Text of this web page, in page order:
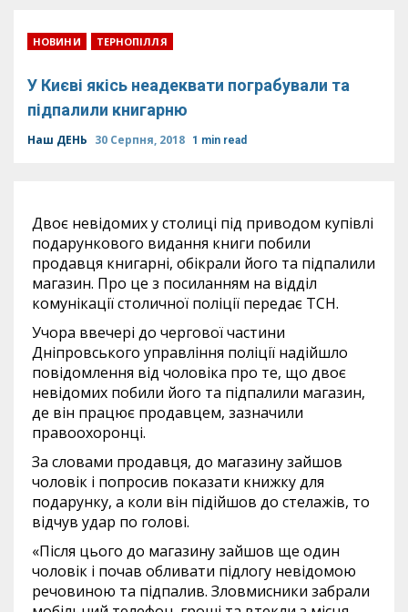
НОВИНИ ТЕРНОПІЛЛЯ
У Києві якісь неадеквати пограбували та
підпалили книгарню
Наш ДЕНЬ 30 Серпня, 2018 1 min read
Двоє невідомих у столиці під приводом купівлі
подарункового видання книги побили
продавця книгарні, обікрали його та підпалили
магазин. Про це з посиланням на відділ
комунікації столичної поліції передає ТСН.
Учора ввечері до чергової частини
Дніпровського управління поліції надійшло
повідомлення від чоловіка про те, що двоє
невідомих побили його та підпалили магазин,
де він працює продавцем, зазначили
правоохоронці.
За словами продавця, до магазину зайшов
чоловік і попросив показати книжку для
подарунку, а коли він підійшов до стелажів, то
відчув удар по голові.
«Після цього до магазину зайшов ще один
чоловік і почав обливати підлогу невідомою
речовиною та підпалив. Зловмисники забрали